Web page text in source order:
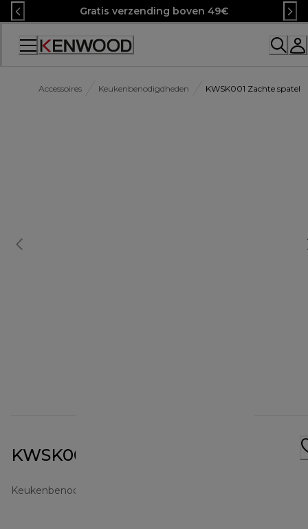
Skip
to
Content
Gratis verzending boven 49€
Accessibility
Accessoires Keukenbenodigdheden KWSK001 Zachte spatel
KWSK001 Zachte spatel
Keukenbenodigdheden